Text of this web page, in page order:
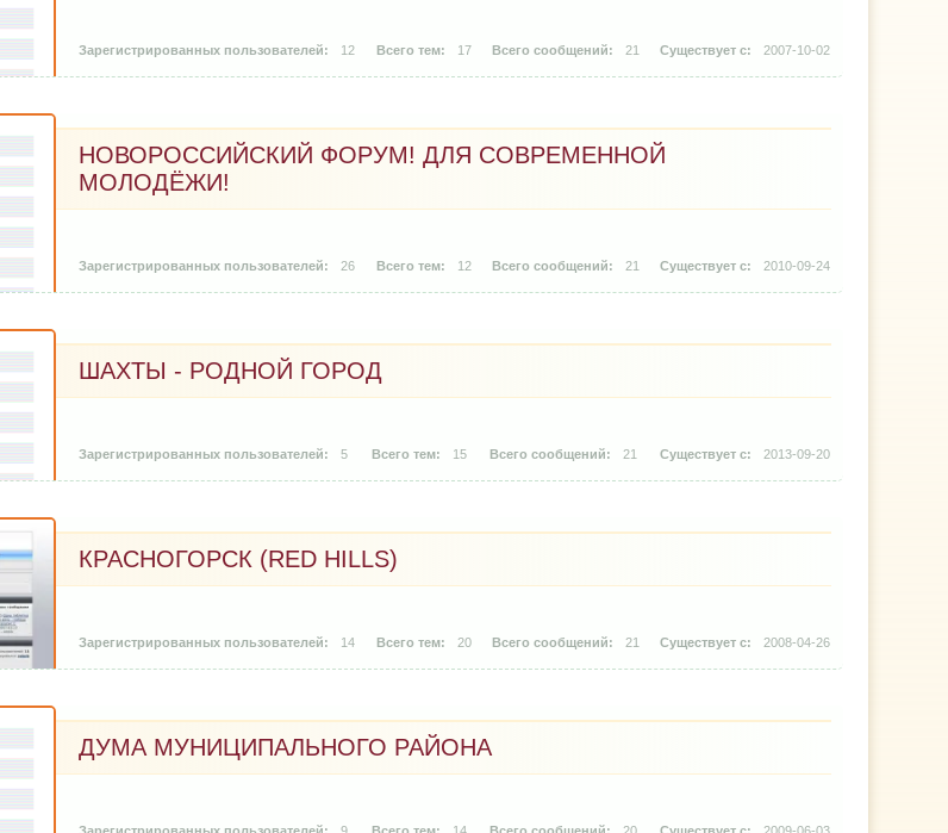
12 17 21 2007-10-02
НОВОРОССИЙСКИЙ ФОРУМ! ДЛЯ СОВРЕМЕННОЙ
МОЛОДЁЖИ!
26 12 21 2010-09-24
ШАХТЫ - РОДНОЙ ГОРОД
5 15 21 2013-09-20
КРАСНОГОРСК (RED HILLS)
14 20 21 2008-04-26
ДУМА МУНИЦИПАЛЬНОГО РАЙОНА